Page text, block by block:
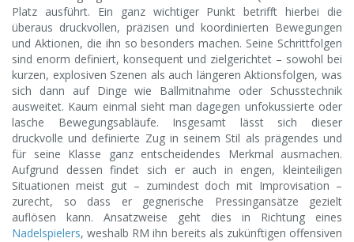
Platz ausführt. Ein ganz wichtiger Punkt betrifft hierbei die
überaus druckvollen, präzisen und koordinierten Bewegungen
und Aktionen, die ihn so besonders machen. Seine Schrittfolgen
sind enorm definiert, konsequent und zielgerichtet – sowohl bei
kurzen, explosiven Szenen als auch längeren Aktionsfolgen, was
sich dann auf Dinge wie Ballmitnahme oder Schusstechnik
ausweitet. Kaum einmal sieht man dagegen unfokussierte oder
lasche Bewegungsabläufe. Insgesamt lässt sich dieser
druckvolle und definierte Zug in seinem Stil als prägendes und
für seine Klasse ganz entscheidendes Merkmal ausmachen.
Aufgrund dessen findet sich er auch in engen, kleinteiligen
Situationen meist gut – zumindest doch mit Improvisation –
zurecht, so dass er gegnerische Pressingansätze gezielt
auflösen kann. Ansatzweise geht dies in Richtung eines
Nadelspielers, weshalb RM ihn bereits als zukünftigen offensiven